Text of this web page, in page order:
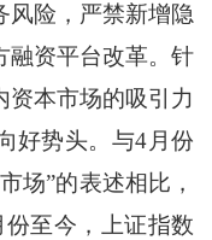
险，严禁新增隐
融资平台改革。针
资本市场的吸引力
好势头。与4月份
场”的表述相比，
至今，上证指数